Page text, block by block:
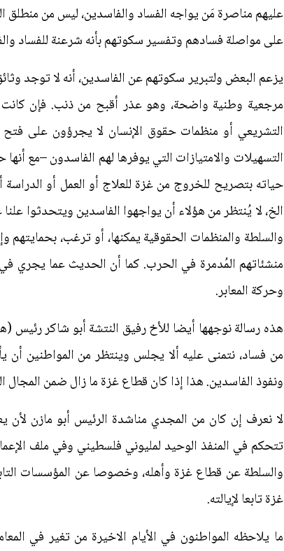
عليهم مناصرة مَن يواجه الفساد والفاسدين، ليس من
على مواصلة فسادهم وتفسير سكوتهم بأنه شرعنة للفساد
يزعم البعض ولتبرير سكوتهم عن الفاسدين، أنه لا توجد
مرجعية وطنية واضحة، وهو عذر أقبح من ذنب. فإن كانت
التشريعي أو منظمات حقوق الإنسان لا يجرؤون على
التسهيلات والامتيازات التي يوفرها لهم الفاسدون –مع
حياته بتصريح للخروج من غزة للعلاج أو العمل أو الدراسة
الخ، لا يُنتظر من هؤلاء أن يواجهوا الفاسدين ويتحدثوا
والسلطة والمنظمات الحقوقية يمكنها، أو ترغب،
منشئاتهم المُدمرة في الحرب. كما أن الحديث عما يجري في
وحركة المعابر.
هذه رسالة نوجهها أيضا للأخ رفيق النتشة أبو شاكر
من فساد، نتمنى عليه ألا يجلس وينتظر من المواطنين أن
ونفوذ الفاسدين. هذا إذا كان قطاع غزة ما زال ضمن المجال
لا نعرف إن كان من المجدي مناشدة الرئيس أبو مازن
تتحكم في المنفذ الوحيد لمليوني فلسطيني وفي ملف
والسلطة عن قطاع غزة وأهله، وخصوصا عن المؤسسات
غزة تابعا لإيالته.
ما يلاحظه المواطنون في الأيام الاخيرة من تغير في